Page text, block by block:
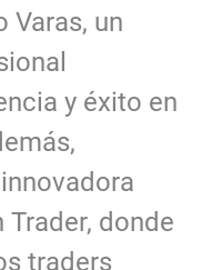
Varas, un
y éxito en
donde
traders